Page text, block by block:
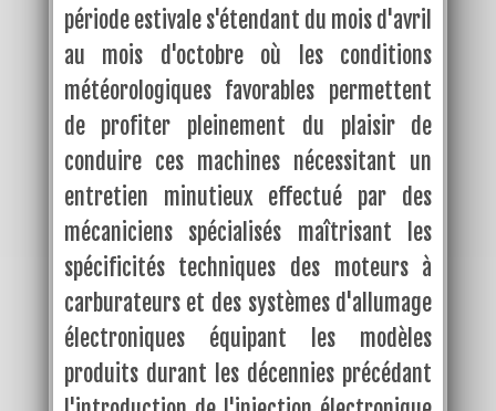
période estivale s'étendant du mois d'avril
au mois d'octobre où les conditions
météorologiques favorables permettent
de profiter pleinement du plaisir de
conduire ces machines nécessitant un
entretien minutieux effectué par des
mécaniciens spécialisés maîtrisant les
spécificités techniques des moteurs à
carburateurs et des systèmes d'allumage
électroniques équipant les modèles
produits durant les décennies précédant